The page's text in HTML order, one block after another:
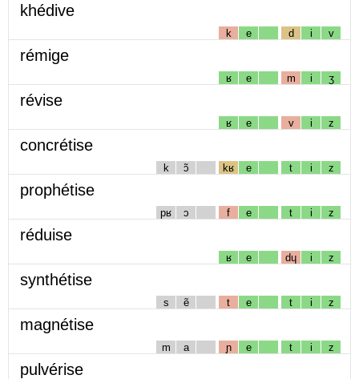
khédive
k e d i v
rémige
ʁ e m i ʒ
révise
ʁ e v i z
concrétise
k ɔ̃ kʁ e t i z
prophétise
pʁ ɔ f e t i z
réduise
ʁ e dɥ i z
synthétise
s ẽ t e t i z
magnétise
m a ɲ e t i z
pulvérise